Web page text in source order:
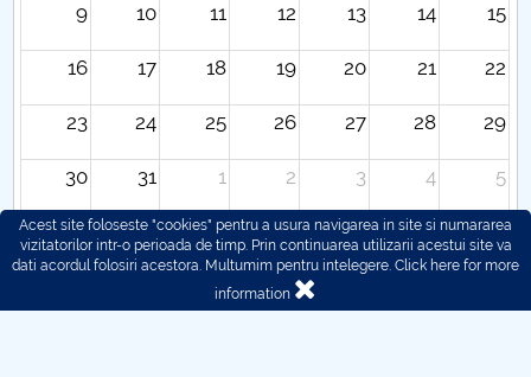
9 10 11 12 13 14 15
16 17 18 19 20 21 22
23 24 25 26 27 28 29
30 31 1 2 3 4 5
Acest site foloseste "cookies" pentru a usura navigarea in site si numararea
vizitatorilor intr-o perioada de timp. Prin continuarea utilizarii acestui site va
dati acordul folosiri acestora. Multumim pentru intelegere. Click here for more
information